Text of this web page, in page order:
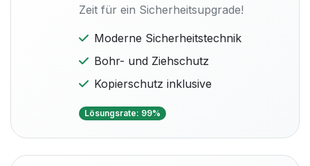
Zeit für ein Sicherheitsupgrade!
Moderne Sicherheitstechnik
Bohr- und Ziehschutz
Kopierschutz inklusive
Lösungsrate: 99%